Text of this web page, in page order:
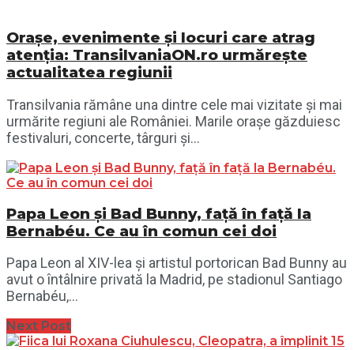
Orașe, evenimente și locuri care atrag
atenția: TransilvaniaON.ro urmărește
actualitatea regiunii
Transilvania rămâne una dintre cele mai vizitate și mai
urmărite regiuni ale României. Marile orașe găzduiesc
festivaluri, concerte, târguri și...
Papa Leon și Bad Bunny, față în față la
Bernabéu. Ce au în comun cei doi
Papa Leon al XIV-lea și artistul portorican Bad Bunny au
avut o întâlnire privată la Madrid, pe stadionul Santiago
Bernabéu,...
Next Post